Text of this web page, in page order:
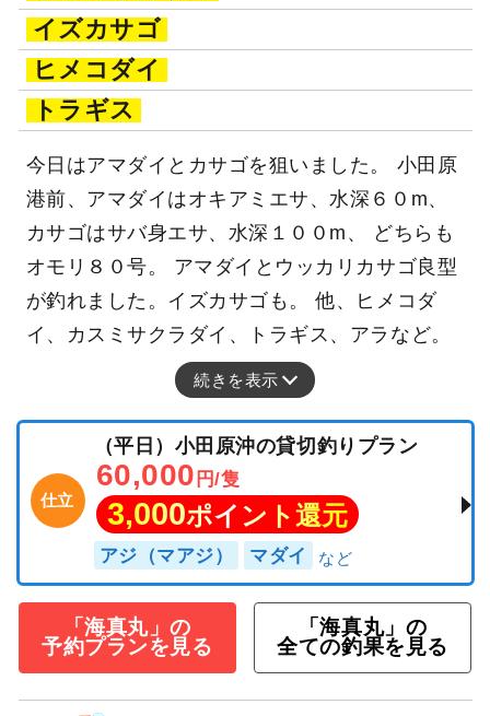
アラ
アマダイ
カサゴ
ウッカリカサゴ
イズカサゴ
ヒメコダイ
トラギス
今日はアマダイとカサゴを狙いました。 小田原
港前、アマダイはオキアミエサ、水深６０m、
カサゴはサバ身エサ、水深１００m、 どちらも
オモリ８０号。 アマダイとウッカリカサゴ良型
が釣れました。イズカサゴも。 他、ヒメコダ
イ、カスミサクラダイ、トラギス、アラなど。
続きを表示
仕立
60,000
3,000ポイント還元
アジ（マアジ） マダイ